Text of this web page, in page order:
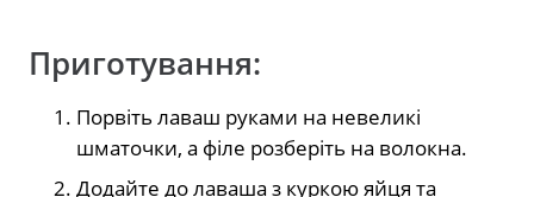
Приготування:
Порвіть лаваш руками на невеликі
шматочки, а філе розберіть на волокна.
Додайте до лаваша з куркою яйця та